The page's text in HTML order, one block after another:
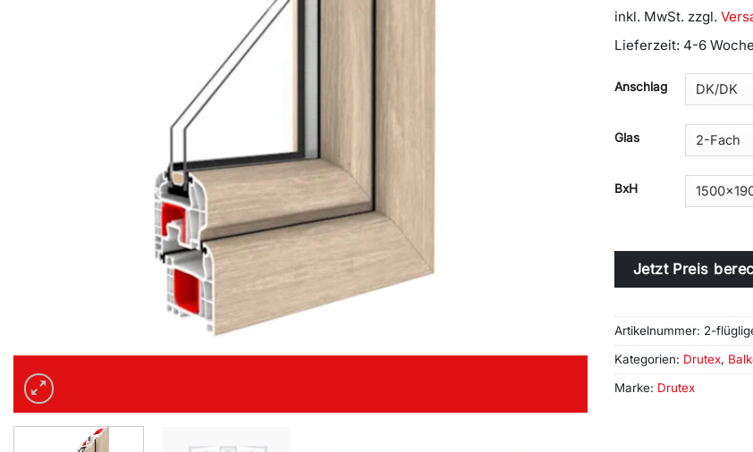
inkl. MwSt. zzgl.
Lieferzeit: 4-6
Anschlag
Glas
BxH
Alternative:
Jetzt Preis
Artikelnummer: 2-
Kategorien: Drutex,
Marke: Drutex